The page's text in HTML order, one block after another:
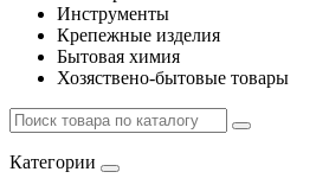
Инструменты
Крепежные изделия
Бытовая химия
Хозяствено-бытовые товары
Категории